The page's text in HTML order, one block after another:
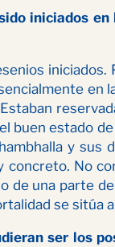
iniciados
en
buen estado
y sus
No
de una parte
se sitúa
ser los